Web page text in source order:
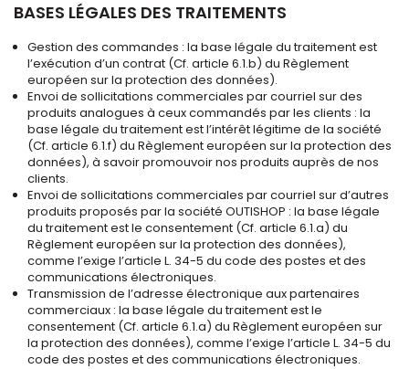
BASES LÉGALES DES TRAITEMENTS
Gestion des commandes : la base légale du traitement est
l’exécution d’un contrat (Cf. article 6.1.b) du Règlement
européen sur la protection des données).
Envoi de sollicitations commerciales par courriel sur des
produits analogues à ceux commandés par les clients : la
base légale du traitement est l’intérêt légitime de la société
(Cf. article 6.1.f) du Règlement européen sur la protection des
données), à savoir promouvoir nos produits auprès de nos
clients.
Envoi de sollicitations commerciales par courriel sur d’autres
produits proposés par la société OUTISHOP : la base légale
du traitement est le consentement (Cf. article 6.1.a) du
Règlement européen sur la protection des données),
comme l’exige l’article L. 34-5 du code des postes et des
communications électroniques.
Transmission de l’adresse électronique aux partenaires
commerciaux : la base légale du traitement est le
consentement (Cf. article 6.1.a) du Règlement européen sur
la protection des données), comme l’exige l’article L. 34-5 du
code des postes et des communications électroniques.